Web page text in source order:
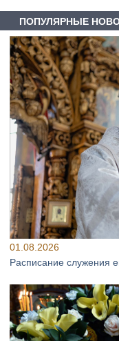
ПОПУЛЯРНЫЕ
01.08.2026
Расписание служения